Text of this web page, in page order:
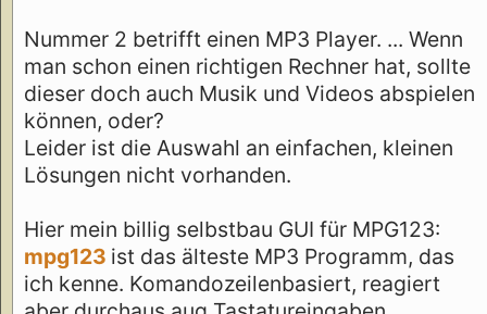
Nummer 2 betrifft einen MP3 Player. ... Wenn
man schon einen richtigen Rechner hat, sollte
dieser doch auch Musik und Videos abspielen
können, oder?
Leider ist die Auswahl an einfachen, kleinen
Lösungen nicht vorhanden.
Hier mein billig selbstbau GUI für MPG123:
mpg123 ist das älteste MP3 Programm, das
ich kenne. Komandozeilenbasiert, reagiert